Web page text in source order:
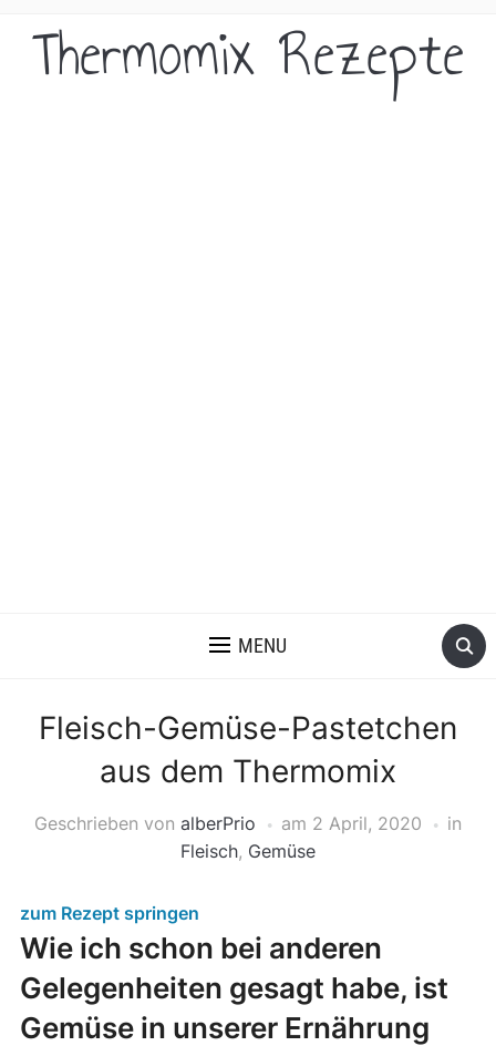
Thermomix Rezepte
MENU
Fleisch-Gemüse-Pastetchen
aus dem Thermomix
Geschrieben von alberPrio am 2 April, 2020
in
Fleisch, Gemüse
zum Rezept springen
Wie ich schon bei anderen
Gelegenheiten gesagt habe, ist
Gemüse in unserer Ernährung